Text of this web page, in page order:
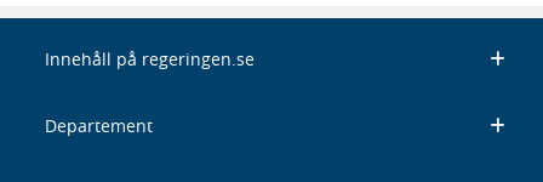
Innehåll på regeringen.se
Departement